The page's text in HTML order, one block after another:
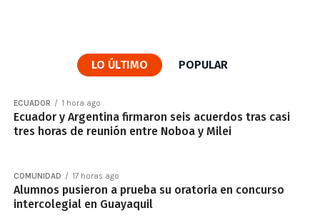
LO ÚLTIMO POPULAR
ECUADOR 1 hora ago
Ecuador y Argentina firmaron seis acuerdos tras casi
tres horas de reunión entre Noboa y Milei
COMUNIDAD 17 horas ago
Alumnos pusieron a prueba su oratoria en concurso
intercolegial en Guayaquil